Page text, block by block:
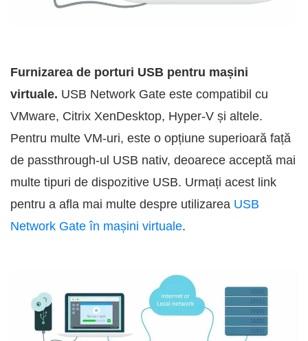
Furnizarea de porturi USB pentru mașini
virtuale. USB Network Gate este compatibil cu
VMware, Citrix XenDesktop, Hyper-V și altele.
Pentru multe VM-uri, este o opțiune superioară față
de passthrough-ul USB nativ, deoarece acceptă mai
multe tipuri de dispozitive USB. Urmați acest link
pentru a afla mai multe despre utilizarea USB
Network Gate în mașini virtuale.